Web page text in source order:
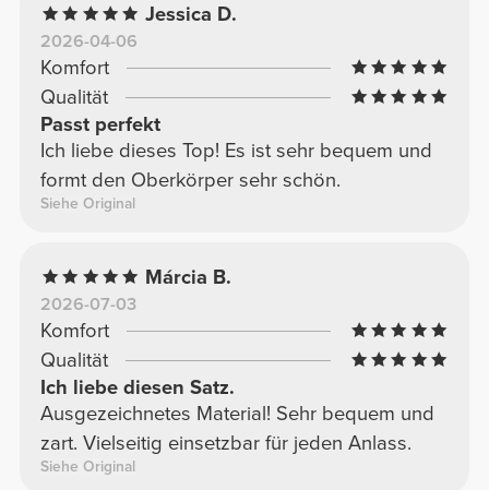
Jessica D.
2026-04-06
Komfort
Qualität
Passt perfekt
Ich liebe dieses Top! Es ist sehr bequem und
formt den Oberkörper sehr schön.
Siehe Original
Márcia B.
2026-07-03
Komfort
Qualität
Ich liebe diesen Satz.
Ausgezeichnetes Material! Sehr bequem und
zart. Vielseitig einsetzbar für jeden Anlass.
Siehe Original